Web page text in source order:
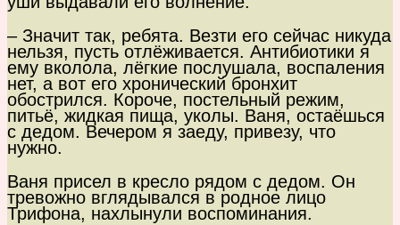
– Значит так, ребята. Везти его сейчас никуда
нельзя, пусть отлёживается. Антибиотики я
ему вколола, лёгкие послушала, воспаления
нет, а вот его хронический бронхит
обострился. Короче, постельный режим,
питьё, жидкая пища, уколы. Ваня, остаёшься
с дедом. Вечером я заеду, привезу, что
нужно.
Ваня присел в кресло рядом с дедом. Он
тревожно вглядывался в родное лицо
Трифона, нахлынули воспоминания.